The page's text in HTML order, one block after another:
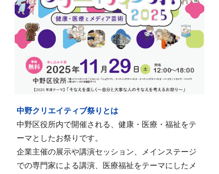
中野クリエイティブ祭りとは
中野区役所内で開催される、健康・医療・福祉をテ
ーマとしたお祭りです。
企業主催の展示や講演セッション、メインステージ
での専門家による講演、医療福祉をテーマにしたメ